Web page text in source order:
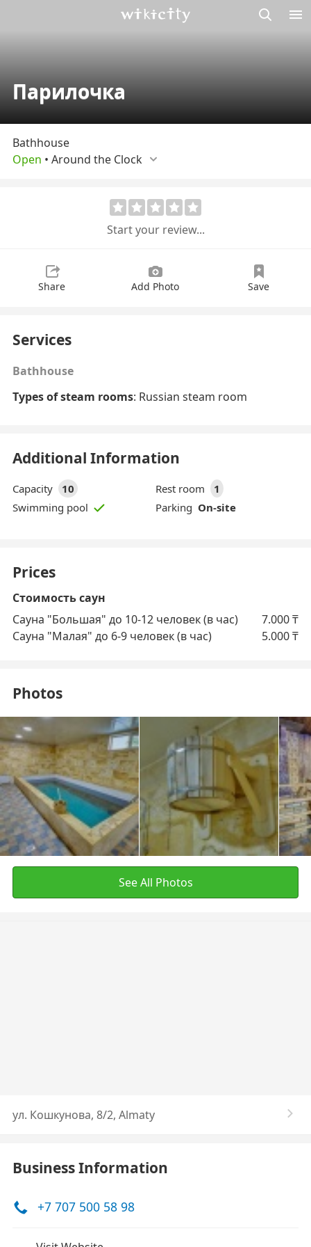
Парилочка
Bathhouse
Open • Around the Сlock
Start your review...
Share Add Photo Save
Services
Bathhouse
Types of steam rooms: Russian steam room
Additional Information
Capacity 10 Rest room
1
Swimming pool
Parking On-site
Prices
Стоимость саун
Сауна "Большая" до 10-12 человек (в час)
7.000₸
Сауна "Малая" до 6-9 человек (в час)
5.000₸
Photos
See All Photos
​ул. Кошкунова, 8/2, Almaty
Business Information
+7 707 500 58 98